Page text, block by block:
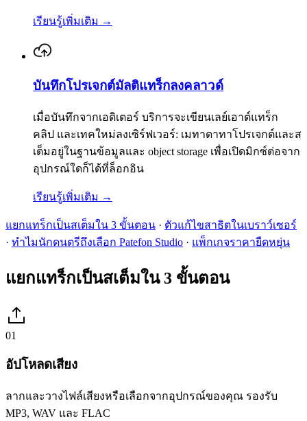
เรียนรู้เพิ่มเติม →
บันทึกโปรเจกต์มัลติแทร็กลงคลาวด์
เมื่อบันทึกจากเอดิเตอร์ บริการจะเขียนเลย์เอาต์แทร็ก
คลิป และเทคใหม่ลงเซิร์ฟเวอร์: เมทาดาทาโปรเจกต์และส
เต็มอยู่ในฐานข้อมูลและ object storage เพื่อเปิดมิกซ์ต่อจาก
อุปกรณ์ใดก็ได้ที่ล็อกอิน
เรียนรู้เพิ่มเติม →
แยกแทร็กเป็นสเต็มใน 3 ขั้นตอน · ตัวแก้ไขสาธิตในเบราว์เซอร์
· ทำไมนักดนตรีถึงเลือก Patefon Studio · แพ็กเกจราคายืดหยุ่น
แยกแทร็กเป็นสเต็มใน 3 ขั้นตอน
01
อัปโหลดเสียง
ลากและวางไฟล์เสียงหรือเลือกจากอุปกรณ์ของคุณ รองรับ
MP3, WAV และ FLAC